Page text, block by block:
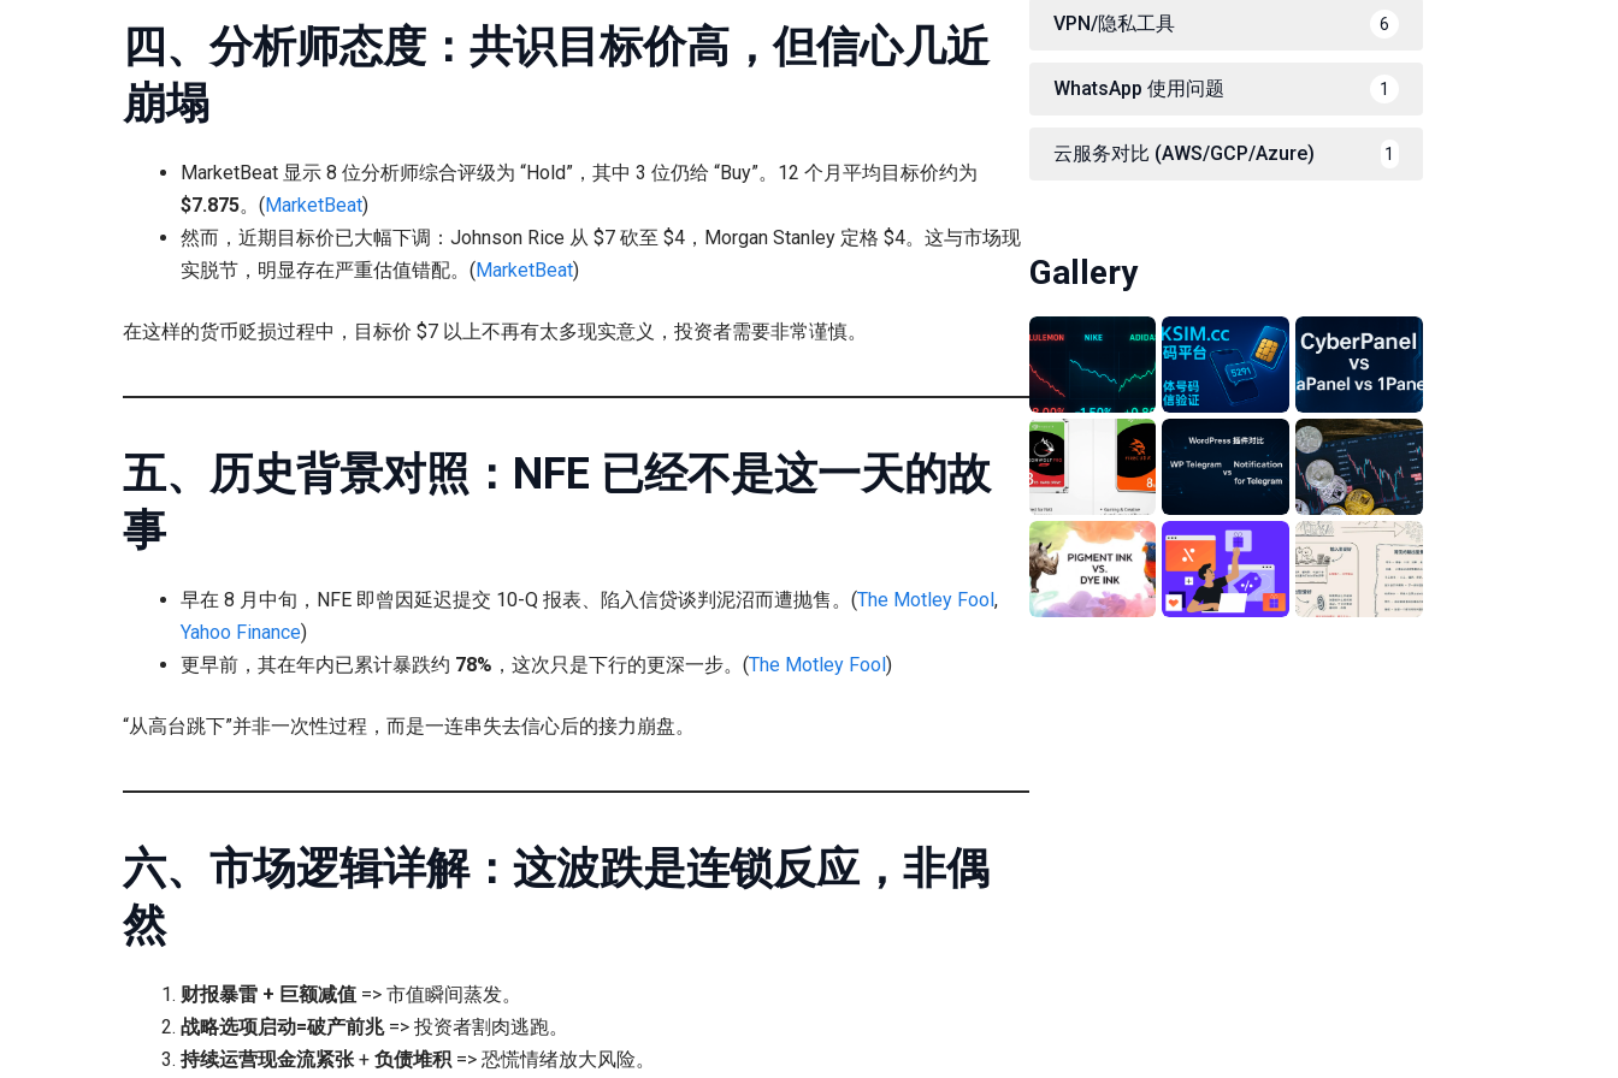
四、分析师态度：共识目标价高，但信心几近
崩塌
MarketBeat 显示 8 位分析师综合评级为 “Hold”，其中 3 位仍给 “Buy”。12 个月平均目标价约为
$7.875。(MarketBeat)
然而，近期目标价已大幅下调：Johnson Rice 从 $7 砍至 $4，Morgan Stanley 定格 $4。这与市场现
实脱节，明显存在严重估值错配。(MarketBeat)
在这样的货币贬损过程中，目标价 $7 以上不再有太多现实意义，投资者需要非常谨慎。
五、历史背景对照：NFE 已经不是这一天的故
事
早在 8 月中旬，NFE 即曾因延迟提交 10-Q 报表、陷入信贷谈判泥沼而遭抛售。(The Motley Fool,
Yahoo Finance)
更早前，其在年内已累计暴跌约 78% ，这次只是下行的更深一步。(The Motley Fool)
“从高台跳下”并非一次性过程，而是一连串失去信心后的接力崩盘。
六、市场逻辑详解：这波跌是连锁反应，非偶
然
财报暴雷 + 巨额减值 => 市值瞬间蒸发。
战略选项启动=破产前兆=> 投资者割肉逃跑。
持续运营现金流紧张+ 负债堆积 => 恐慌情绪放大风险。
VPN/隐私工具 6
WhatsApp 使用问题 1
云服务对比 (AWS/GCP/Azure) 1
Gallery